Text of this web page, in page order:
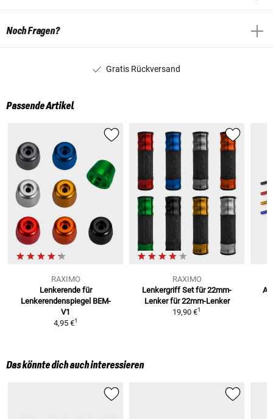
Noch Fragen?
Gratis Rückversand
Passende Artikel
RAXIMO
Lenkerende für
Lenkerendenspiegel BEM-
V1
4,95 €1
RAXIMO
Lenkergriff Set für 22mm-
Lenker für 22mm-Lenker
19,90 €1
Das könnte dich auch interessieren